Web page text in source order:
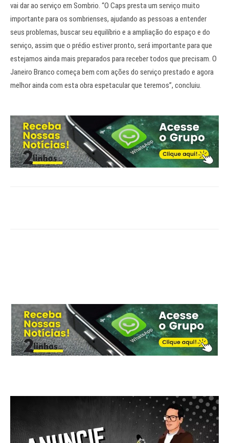
vai dar ao serviço em Sombrio. “O Caps presta um serviço muito
importante para os sombrienses, ajudando as pessoas a entender
seus problemas, buscar seu equilíbrio e a ampliação do espaço e do
serviço, assim que o prédio estiver pronto, será importante para que
estejamos ainda mais preparados para receber todos que precisam. O
Janeiro Branco começa bem com ações do serviço prestado e agora
melhor ainda com esta obra espetacular que teremos”, concluiu.